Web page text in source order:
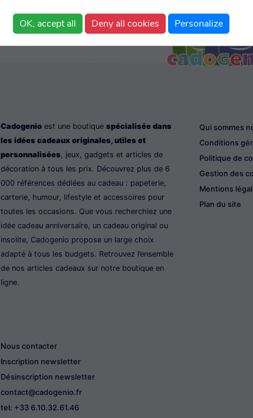
Cadogenio est une boutiquespécialisée dans
les idées cadeaux originales, utiles et
personnalisées, jeux, gadgets et articles de
décoration à tous les prix. Découvrez plus de 6
000 références dédiées au cadeau : papeterie,
carterie, humour, lifestyle et accessoires pour
toutes les occasions. Que vous recherchiez une
idée cadeau anniversaire, un cadeau original ou
insolite, Cadogenio propose un large choix
adapté à tous les budgets. Retrouvez l’ensemble
de nos articles cadeaux sur notre boutique en
ligne.
Qui sommes
Conditions
Politique de
Gestion des
Mentions
Plan du site
Nous contacter
Inscription newsletter
Désinscription newsletter
contact@cadogenio.fr
tel: +33 6.10.32.61.46
OK, accept all Deny all cookies Personalize